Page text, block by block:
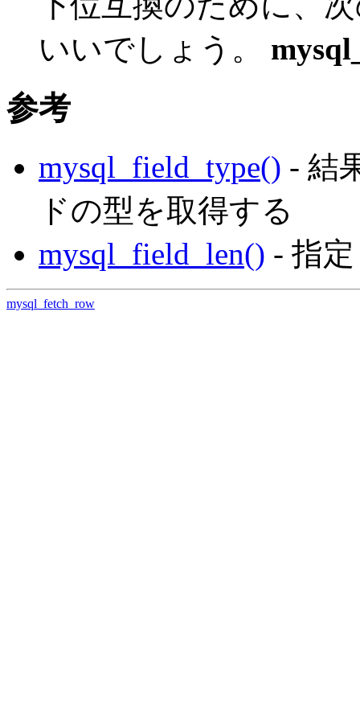
いいでしょう。
参考
mysql_field_type() - 結
ドの型を取得する
mysql_field_len() - 指
mysql_fetch_row